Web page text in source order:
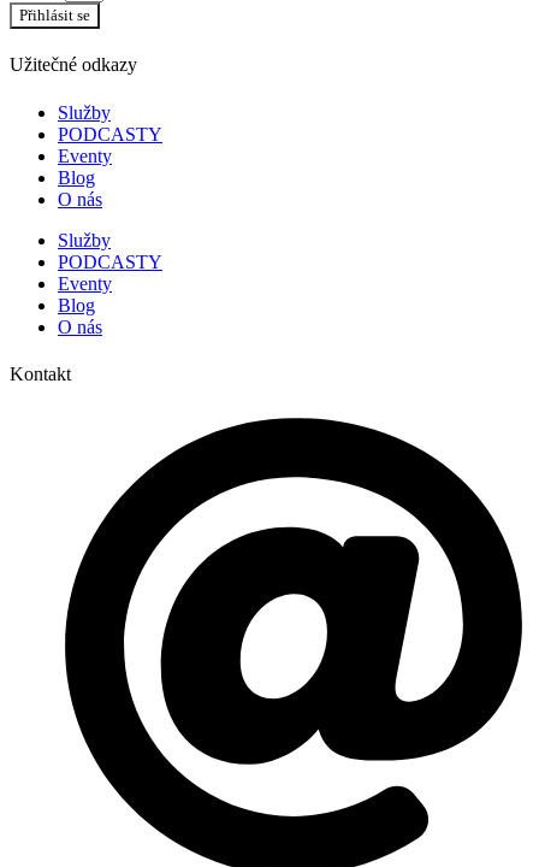
Přihlásit se
Užitečné odkazy
Služby
PODCASTY
Eventy
Blog
O nás
Služby
PODCASTY
Eventy
Blog
O nás
Kontakt